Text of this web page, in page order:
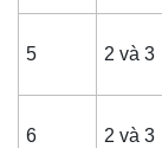
5 2 và 3
6 2 và 3